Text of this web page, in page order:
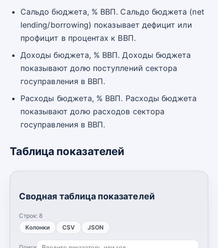
Сальдо бюджета, % ВВП. Сальдо бюджета (net
lending/borrowing) показывает дефицит или
профицит в процентах к ВВП.
Доходы бюджета, % ВВП. Доходы бюджета
показывают долю поступлений сектора
госуправления в ВВП.
Расходы бюджета, % ВВП. Расходы бюджета
показывают долю расходов сектора
госуправления в ВВП.
Таблица показателей
Сводная таблица показателей
Строк: 8
Колонки
CSV JSON